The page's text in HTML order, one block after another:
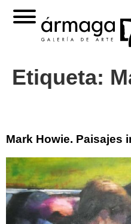
Etiqueta:
Mark Howie. Paisajes